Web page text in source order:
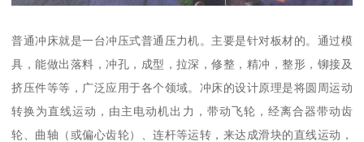
普通冲床就是一台冲压式普通压力机。主要是针对板材的。通过模
具，能做出落料，冲孔，成型，拉深，修整，精冲，整形，铆接及
挤压件等等，广泛应用于各个领域。冲床的设计原理是将圆周运动
转换为直线运动，由主电动机出力，带动飞轮，经离合器带动齿
轮、曲轴（或偏心齿轮）、连杆等运转，来达成滑块的直线运动，